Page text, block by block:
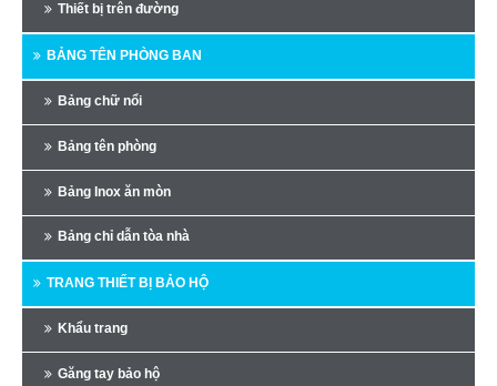
Thiết bị trên đường
BẢNG TÊN PHÒNG BAN
Bảng chữ nổi
Bảng tên phòng
Bảng Inox ăn mòn
Bảng chỉ dẫn tòa nhà
TRANG THIẾT BỊ BẢO HỘ
Khẩu trang
Găng tay bảo hộ